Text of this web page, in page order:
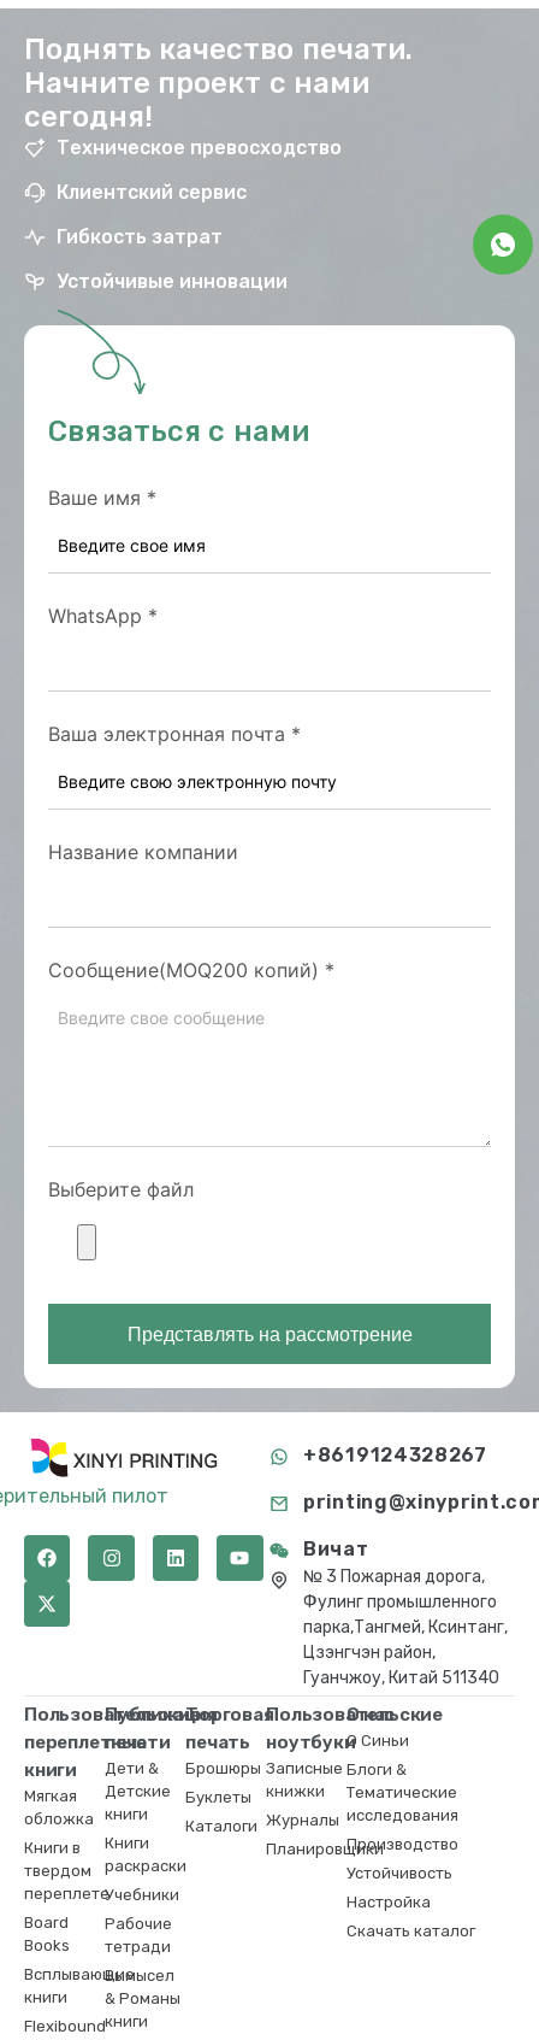
Поднять качество печати.
Начните проект с нами
сегодня!
Техническое превосходство
Клиентский сервис
Гибкость затрат
Устойчивые инновации
Связаться с нами
Ваше имя *
WhatsApp *
Ваша электронная почта *
Название компании
Сообщение(MOQ200 копий) *
Выберите файл
Представлять на рассмотрение
пилот
+8619124328267
Вичат
№ 3 Пожарная дорога,
Фулинг промышленного
парка,Тангмей, Ксинтанг,
Цзэнгчэн район,
Гуанчжоу, Китай 511340
Пользовательские
переплетные
книги
Мягкая
обложка
Книги в
твердом
переплете
Board
Books
Всплывающие
книги
Flexibound
Публикация
печати
Дети &
Детские
книги
Книги
раскраски
Учебники
Рабочие
тетради
Вымысел
& Романы
книги
Торговая
печать
Брошюры
Буклеты
Каталоги
Пользовательские
ноутбуки
Записные
книжки
Журналы
Планировщики
О нас
О Синьи
Блоги &
Тематические
исследования
Производство
Устойчивость
Настройка
Скачать каталог